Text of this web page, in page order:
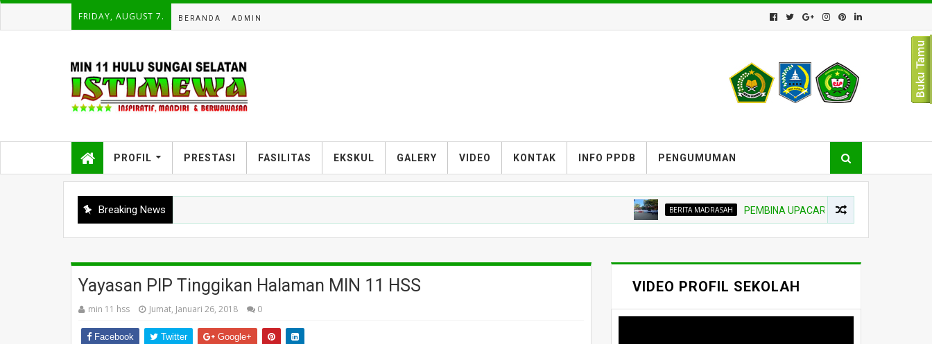
FRIDAY, AUGUST 7. BERANDA ADMIN
PROFIL PRESTASI FASILITAS EKSKUL GALERY VIDEO KONTAK INFO PPDB PENGUMUMAN
Breaking News BERITA MADRASAH PEMBINA UPACARA TEKANKAN NIAT BELAJAR
Yayasan PIP Tinggikan Halaman MIN 11 HSS
min 11 hss Jumat, Januari 26, 2018 0
Facebook Twitter Google+
VIDEO PROFIL SEKOLAH